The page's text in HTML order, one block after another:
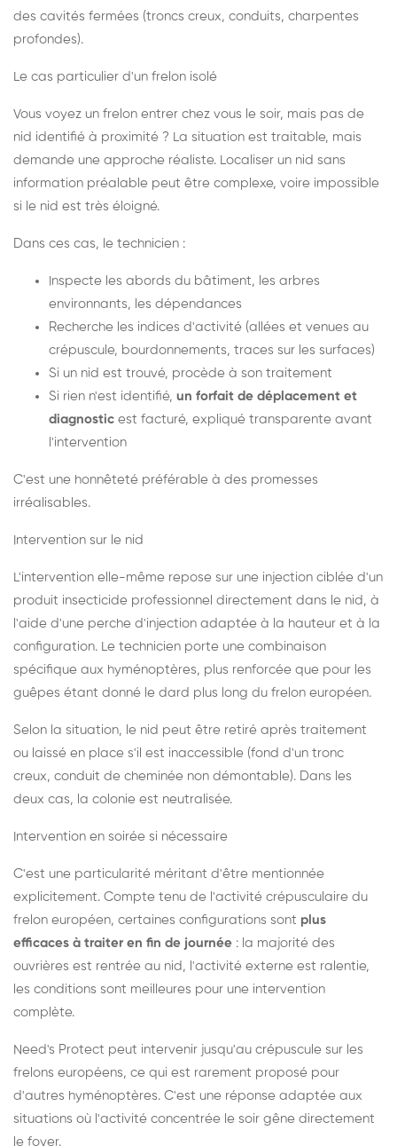
des cavités fermées (troncs creux, conduits, charpentes
profondes).
Le cas particulier d'un frelon isolé
Vous voyez un frelon entrer chez vous le soir, mais pas de
nid identifié à proximité ? La situation est traitable, mais
demande une approche réaliste. Localiser un nid sans
information préalable peut être complexe, voire impossible
si le nid est très éloigné.
Dans ces cas, le technicien :
Inspecte les abords du bâtiment, les arbres
environnants, les dépendances
Recherche les indices d'activité (allées et venues au
crépuscule, bourdonnements, traces sur les surfaces)
Si un nid est trouvé, procède à son traitement
Si rien n'est identifié, un forfait de déplacement et
diagnostic est facturé, expliqué transparente avant
l'intervention
C'est une honnêteté préférable à des promesses
irréalisables.
Intervention sur le nid
L'intervention elle-même repose sur une injection ciblée d'un
produit insecticide professionnel directement dans le nid, à
l'aide d'une perche d'injection adaptée à la hauteur et à la
configuration. Le technicien porte une combinaison
spécifique aux hyménoptères, plus renforcée que pour les
guêpes étant donné le dard plus long du frelon européen.
Selon la situation, le nid peut être retiré après traitement
ou laissé en place s'il est inaccessible (fond d'un tronc
creux, conduit de cheminée non démontable). Dans les
deux cas, la colonie est neutralisée.
Intervention en soirée si nécessaire
C'est une particularité méritant d'être mentionnée
explicitement. Compte tenu de l'activité crépusculaire du
frelon européen, certaines configurations sont plus
efficaces à traiter en fin de journée : la majorité des
ouvrières est rentrée au nid, l'activité externe est ralentie,
les conditions sont meilleures pour une intervention
complète.
Need's Protect peut intervenir jusqu'au crépuscule sur les
frelons européens, ce qui est rarement proposé pour
d'autres hyménoptères. C'est une réponse adaptée aux
situations où l'activité concentrée le soir gêne directement
le foyer.